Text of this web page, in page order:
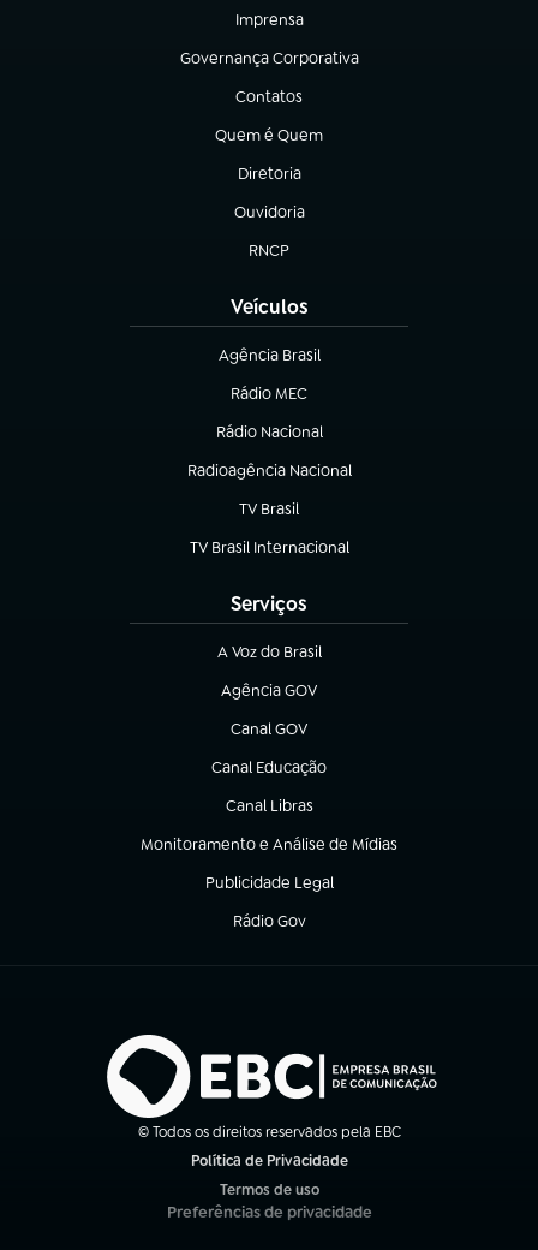
Imprensa
(abre em nova aba)
Governança Corporativa
(abre em nova aba)
Contatos
(abre em nova aba)
Quem é Quem
(abre em nova aba)
Diretoria
(abre em nova aba)
Ouvidoria
(abre em nova aba)
RNCP
(abre em nova aba)
Veículos
Agência Brasil
(abre em nova aba)
Rádio MEC
(abre em nova aba)
Rádio Nacional
Radioagência Nacional
(abre em nova aba)
TV Brasil
(abre em nova aba)
TV Brasil Internacional
(abre em nova aba)
Serviços
A Voz do Brasil
(abre em nova aba)
Agência GOV
(abre em nova aba)
Canal GOV
(abre em nova aba)
Canal Educação
(abre em nova aba)
Canal Libras
(abre em nova aba)
Monitoramento e Análise de Mídias
(abre em nova aba)
Publicidade Legal
(abre em nova aba)
Rádio Gov
(abre em nova aba)
© Todos os direitos reservados pela EBC
Política de Privacidade
Termos de uso
(abre em nova aba)
Preferências de privacidade